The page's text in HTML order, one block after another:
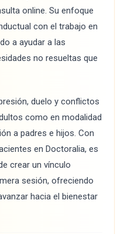
online. Su enfoque
con el trabajo en
a ayudar a las
no resueltas que
duelo y conflictos
como en modalidad
a padres e hijos. Con
en Doctoralia, es
crear un vínculo
sesión, ofreciendo
hacia el bienestar